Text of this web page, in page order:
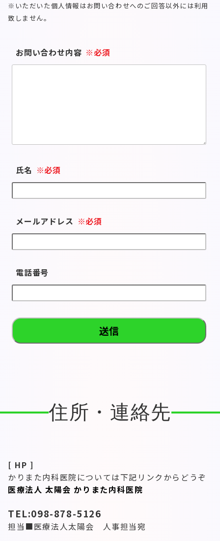
※いただいた個人情報はお問い合わせへのご回答以外には利用
致しません。
お問い合わせ内容 ※必須
氏名 ※必須
メールアドレス ※必須
電話番号
住所・連絡先
[ HP ]
かりまた内科医院については下記リンクからどうぞ
医療法人 太陽会 かりまた内科医院
TEL:098-878-5126
担当■医療法人太陽会 人事担当宛